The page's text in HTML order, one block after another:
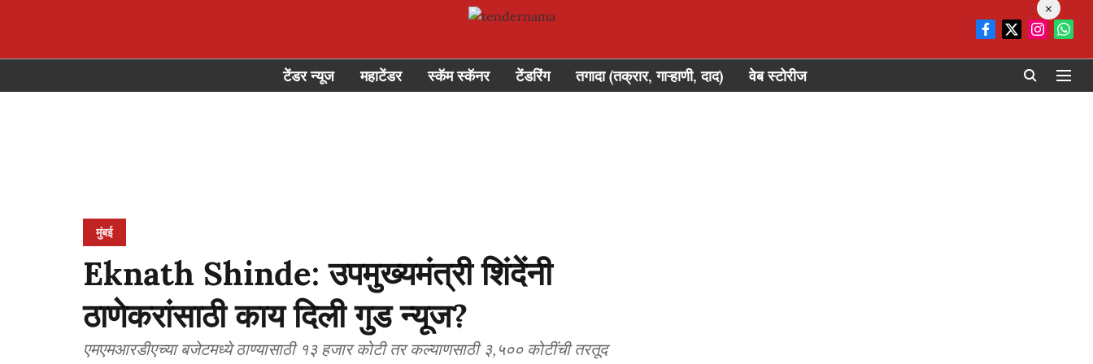
टेंडर न्यूज महाटेंडर स्कॅम स्कॅनर टेंडरिंग तगादा (तक्रार, गाऱ्हाणी, दाद) वेब स्टोरीज
मुंबई
Eknath Shinde: उपमुख्यमंत्री शिंदेंनी
ठाणेकरांसाठी काय दिली गुड न्यूज?
एमएमआरडीएच्या बजेटमध्ये ठाण्यासाठी १३ हजार कोटी तर कल्याणसाठी ३,५०० कोटींची तरतूद
×